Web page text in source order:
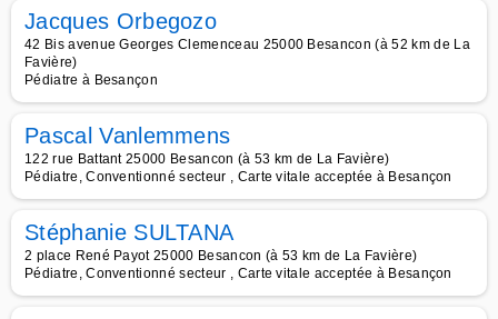
Jacques Orbegozo
42 Bis avenue Georges Clemenceau 25000 Besancon (à 52 km de La
Favière)
Pédiatre à Besançon
Pascal Vanlemmens
122 rue Battant 25000 Besancon (à 53 km de La Favière)
Pédiatre, Conventionné secteur , Carte vitale acceptée à Besançon
Stéphanie SULTANA
2 place René Payot 25000 Besancon (à 53 km de La Favière)
Pédiatre, Conventionné secteur , Carte vitale acceptée à Besançon